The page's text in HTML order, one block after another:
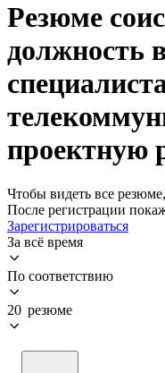
Резюме
должность
проектную
Чтобы видеть все
После регистрации
Зарегистрироваться
За всё время
По соответствию
20 резюме